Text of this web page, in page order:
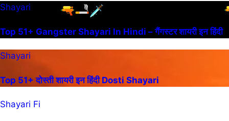
Shayari
Top 51+ Gangster Shayari In Hindi – गैंगस्टर शायरी इन हिंदी
Shayari
Top 51+ दोस्ती शायरी इन हिंदी Dosti Shayari
Shayari Fi